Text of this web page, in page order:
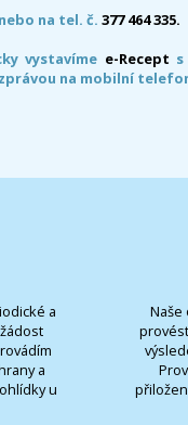
nebo na tel. č. 377 464 335.
vystavíme e-Recept
na mobilní
a
a
u
Naše